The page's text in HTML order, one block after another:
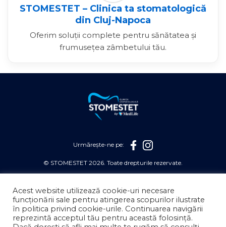
STOMESTET – Clinica ta stomatologică
din Cluj-Napoca
Oferim soluții complete pentru sănătatea și
frumusețea zâmbetului tău.
Urmărește-ne pe:
© STOMESTET 2026. Toate drepturile rezervate.
REGULAMENT PREVENȚIE AUGUST
POLITICĂ DE CONFIDENȚIALITATE
Acest website utilizează cookie-uri necesare
funcționării sale pentru atingerea scopurilor ilustrate
în politica privind cookie-urile. Continuarea navigării
reprezintă acceptul tău pentru această folosință.